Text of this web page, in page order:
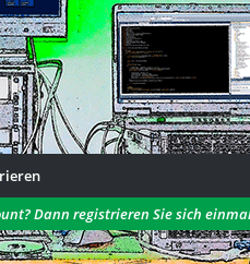
Dann registrieren Sie sich